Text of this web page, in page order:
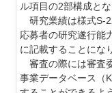
ル項目の2部構成とな
研究業績は様式S-
応募者の研究遂行能
に記載することにな
審査の際には審査
事業データベース（